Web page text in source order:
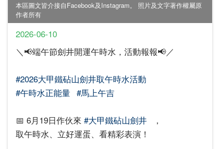
本區圖文皆介接自Facebook及Instagram。 照片及文字著作權屬原
作者所有
2026-06-10
＼📢端午節劍井開運午時水，活動報報📢／
#2026大甲鐵砧山劍井取午時水活動
#午時水正能量 #馬上午吉
📅 6月19日作伙來 #大甲鐵砧山劍井
，
取午時水、立好運蛋、看精彩表演！